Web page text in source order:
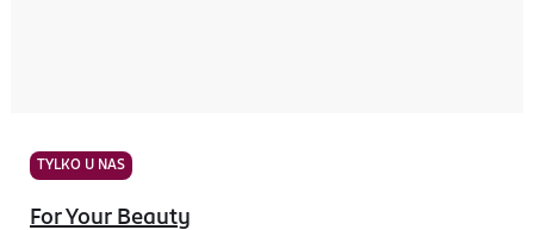
TYLKO U NAS
For Your Beauty